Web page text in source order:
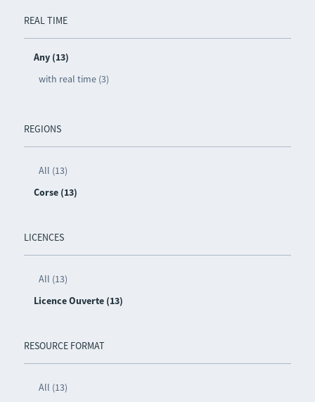
REAL TIME
Any (13)
with real time (3)
REGIONS
All (13)
Corse (13)
LICENCES
All (13)
Licence Ouverte (13)
RESOURCE FORMAT
All (13)